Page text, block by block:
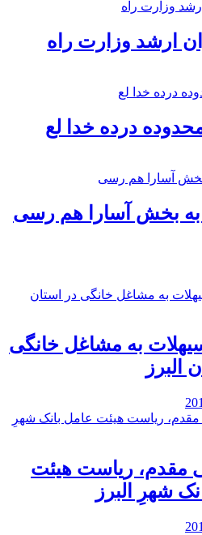
ارشد وزارت راه
درده خدا لع
به بخش آسارا هم رسی
به مشاغل خانگی
البرز
مقدم، ریاست هیئت
شهرِ البرز